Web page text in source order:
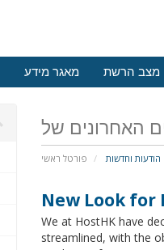
מאגר מידע מצב הרשת
פורטל ראשי הודעות וחדשות
New Look for
We at HostHK have
streamlined, with the